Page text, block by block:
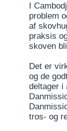
I
problem
af
praksis
skoven
Det er
og de
deltager i
tros- og